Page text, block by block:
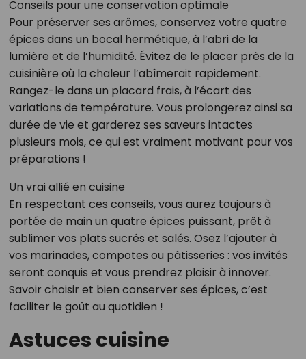
Conseils pour une conservation optimale
Pour préserver ses arômes, conservez votre quatre
épices dans un bocal hermétique, à l’abri de la
lumière et de l’humidité. Évitez de le placer près de la
cuisinière où la chaleur l’abîmerait rapidement.
Rangez-le dans un placard frais, à l’écart des
variations de température. Vous prolongerez ainsi sa
durée de vie et garderez ses saveurs intactes
plusieurs mois, ce qui est vraiment motivant pour vos
préparations !
Un vrai allié en cuisine
En respectant ces conseils, vous aurez toujours à
portée de main un quatre épices puissant, prêt à
sublimer vos plats sucrés et salés. Osez l’ajouter à
vos marinades, compotes ou pâtisseries : vos invités
seront conquis et vous prendrez plaisir à innover.
Savoir choisir et bien conserver ses épices, c’est
faciliter le goût au quotidien !
Astuces cuisine